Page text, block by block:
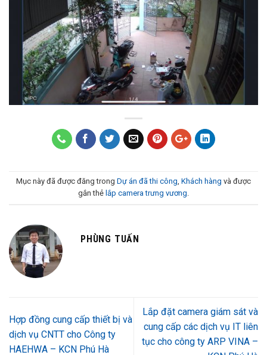
Mục này đã được đăng trong Dự án đã thi công, Khách hàng và được
gắn thẻ lắp camera trưng vương.
PHÙNG TUẤN
Hợp đồng cung cấp thiết bị và
dịch vụ CNTT cho Công ty
HAEHWA – KCN Phú Hà
Lắp đặt camera giám sát và
cung cấp các dịch vụ IT liên
tục cho công ty ARP VINA –